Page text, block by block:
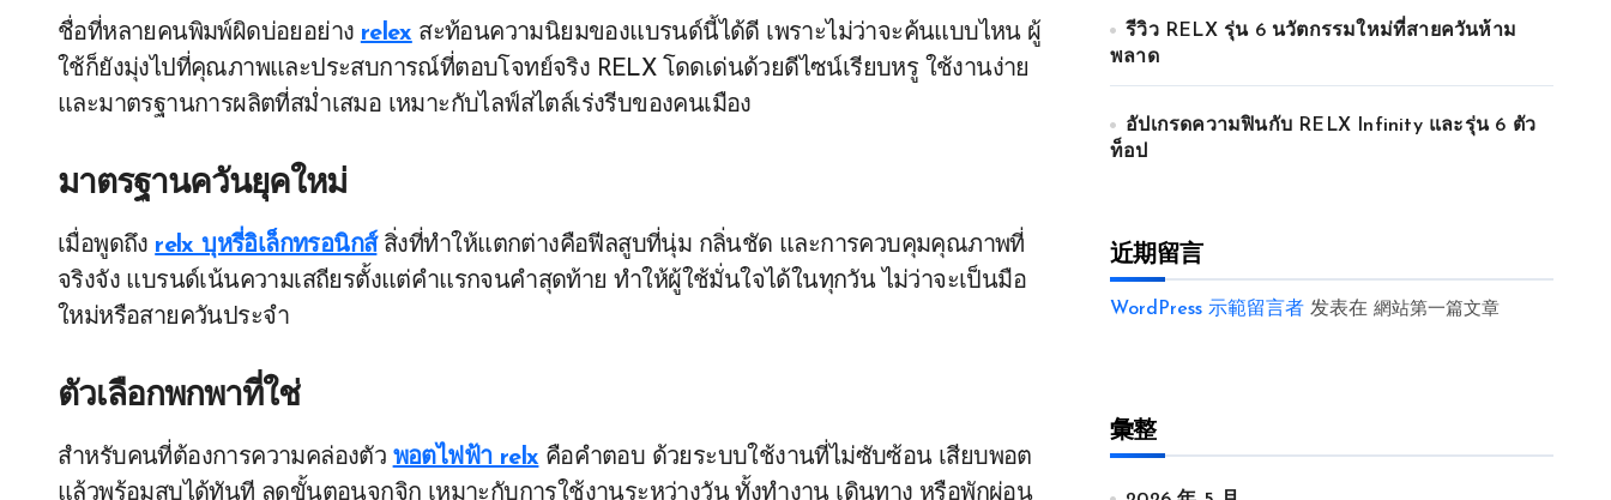
ชื่อที่หลายคนพิมพ์ผิดบ่อยอย่าง relex สะท้อนความนิยมของแบรนด์นี้ได้ดี เพราะไม่ว่าจะค้นแบบไหน ผู้
ใช้ก็ยังมุ่งไปที่คุณภาพและประสบการณ์ที่ตอบโจทย์จริง RELX โดดเด่นด้วยดีไซน์เรียบหรู ใช้งานง่าย
และมาตรฐานการผลิตที่สม่ำเสมอ เหมาะกับไลฟ์สไตล์เร่งรีบของคนเมือง
มาตรฐานควันยุคใหม่
เมื่อพูดถึง relx บุหรี่อิเล็กทรอนิกส์สิ่งที่ทำให้แตกต่างคือฟีลสูบที่นุ่ม กลิ่นชัด และการควบคุมคุณภาพที่
จริงจัง แบรนด์เน้นความเสถียรตั้งแต่คำแรกจนคำสุดท้าย ทำให้ผู้ใช้มั่นใจได้ในทุกวัน ไม่ว่าจะเป็นมือ
ใหม่หรือสายควันประจำ
ตัวเลือกพกพาที่ใช่
สำหรับคนที่ต้องการความคล่องตัว พอตไฟฟ้า relx คือคำตอบ ด้วยระบบใช้งานที่ไม่ซับซ้อน เสียบพอต
แล้วพร้อมสูบได้ทันที ลดขั้นตอนจุกจิก เหมาะกับการใช้งานระหว่างวัน ทั้งทำงาน เดินทาง หรือพักผ่อน
รีวิว RELX รุ่น 6 นวัตกรรมใหม่ที่สายควันห้าม
พลาด
อัปเกรดความฟินกับ RELX Infinity และรุ่น 6 ตัว
ท็อป
近期留言
WordPress 示範留言者 发表在 網站第一篇文章
彙整